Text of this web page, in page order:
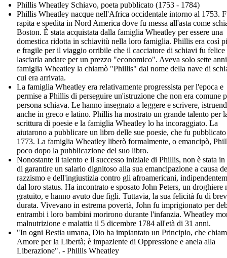
Phillis Wheatley Schiavo, poeta pubblicato (1753 - 1784)
Phillis Wheatley nacque nell'Africa occidentale intorno al 1753.
rapita e spedita in Nord America dove fu messa all'asta come
Boston. È stata acquistata dalla famiglia Wheatley per essere una
domestica ridotta in schiavitù nella loro famiglia. Phillis era così
e fragile per il viaggio orribile che il cacciatore di schiavi fu felice
lasciarla andare per un prezzo "economico". Aveva solo sette
famiglia Wheatley la chiamò "Phillis" dal nome della nave di
cui era arrivata.
La famiglia Wheatley era relativamente progressista per l'epoca e
permise a Phillis di perseguire un'istruzione che non era comune
persona schiava. Le hanno insegnato a leggere e scrivere,
anche in greco e latino. Phillis ha mostrato un grande talento per
scrittura di poesie e la famiglia Wheatley lo ha incoraggiato. La
aiutarono a pubblicare un libro delle sue poesie, che fu
1773. La famiglia Wheatley liberò formalmente, o emancipò,
poco dopo la pubblicazione del suo libro.
Nonostante il talento e il successo iniziale di Phillis, non è stata in
di garantire un salario dignitoso alla sua emancipazione a causa
razzismo e dell'ingiustizia contro gli afroamericani,
dal loro status. Ha incontrato e sposato John Peters, un droghiere
gratuito, e hanno avuto due figli. Tuttavia, la sua felicità fu di
durata. Vivevano in estrema povertà, John fu imprigionato per
entrambi i loro bambini morirono durante l'infanzia. Wheatley
malnutrizione e malattia il 5 dicembre 1784 all'età di 31 anni.
"In ogni Bestia umana, Dio ha impiantato un Principio, che
Amore per la Libertà; è impaziente di Oppressione e anela alla
Liberazione". - Phillis Wheatley